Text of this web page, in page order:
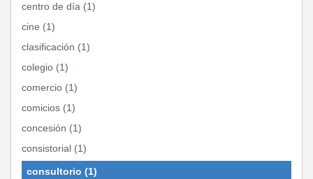
centro de día (1)
cine (1)
clasificación (1)
colegio (1)
comercio (1)
comicios (1)
concesión (1)
consistorial (1)
consultorio (1)